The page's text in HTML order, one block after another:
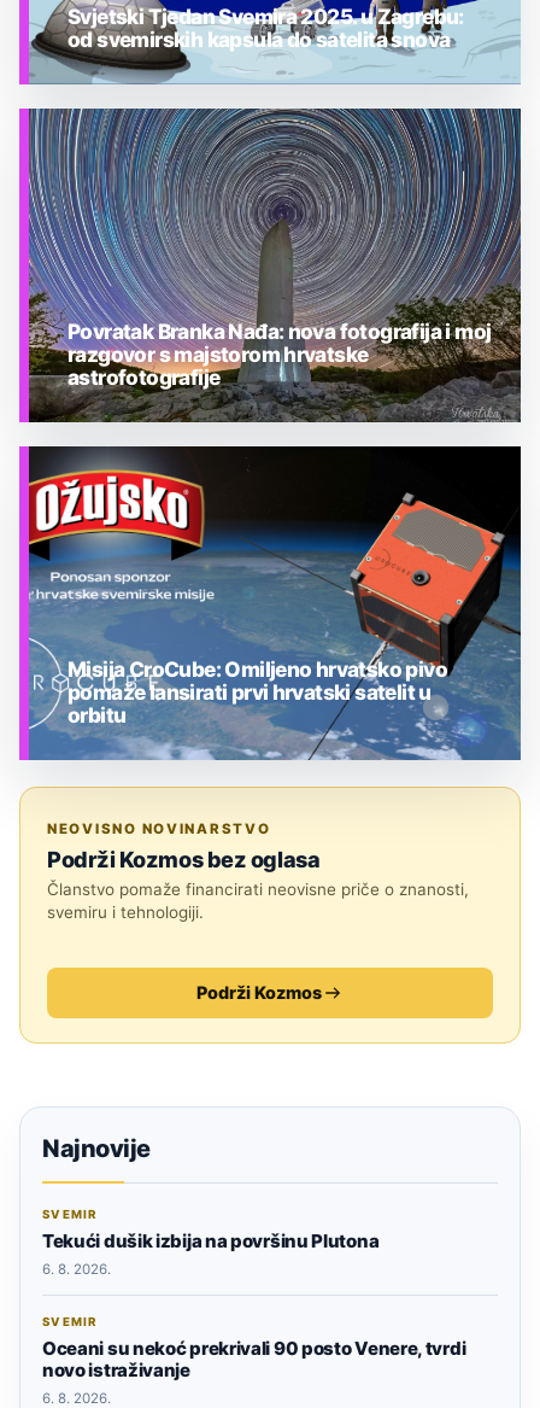
ASTRONOMIJA U HRVATSKOJ
Svjetski Tjedan Svemira 2025. u Zagrebu:
od svemirskih kapsula do satelita snova
ASTRONOMIJA U HRVATSKOJ
Povratak Branka Nađa: nova fotografija i moj
razgovor s majstorom hrvatske
astrofotografije
Misija CroCube: Omiljeno hrvatsko pivo
pomaže lansirati prvi hrvatski satelit u
orbitu
NEOVISNO NOVINARSTVO
Podrži Kozmos bez oglasa
Članstvo pomaže financirati neovisne priče o znanosti,
svemiru i tehnologiji.
Podrži Kozmos
Najnovije
SVEMIR
Tekući dušik izbija na površinu Plutona
6. 8. 2026.
SVEMIR
Oceani su nekoć prekrivali 90 posto Venere, tvrdi
novo istraživanje
6. 8. 2026.